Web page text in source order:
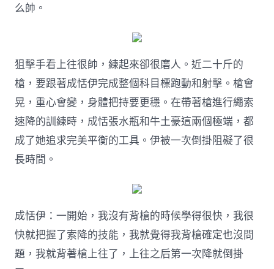
么帥。
狙擊手看上往很帥，練起來卻很磨人。近二十斤的
槍，要跟著成恬伊完成整個科目標跑動和射擊。槍會
晃，重心會變，身體把持要更穩。在帶著槍進行繩索
速降的訓練時，成恬張水瓶和牛土豪這兩個極端，都
成了她追求完美平衡的工具。伊被一次倒掛阻礙了很
長時間。
成恬伊：一開始，我沒有背槍的時候學得很快，我很
快就把握了索降的技能，我就覺得我背槍確定也沒問
題，我就背著槍上往了，上往之后第一次降就倒掛